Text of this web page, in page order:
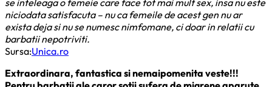
niciodata satisfacuta – nu ca femeile de acest gen nu ar
exista deja si nu se numesc nimfomane, ci doar in relatii cu
barbatii nepotriviti.
Sursa:Unica.ro
Extraordinara, fantastica si nemaipomenita veste!!!